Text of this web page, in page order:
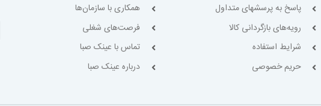
پاسخ به پرسشهای متداول
رویه‌های بازگردانی کالا
شرایط استفاده
حریم خصوصی
همکاری با سازمان‌ها
فرصت‌های شغلی
تماس با عینک صبا
درباره عینک صبا